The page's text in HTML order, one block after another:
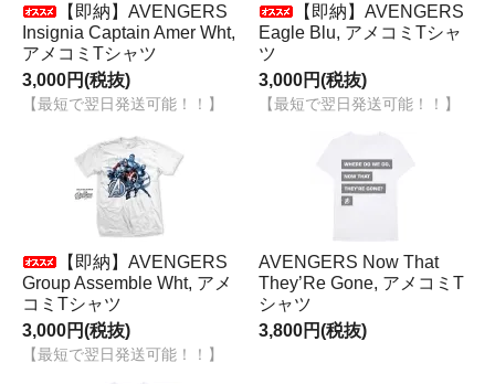
【即納】AVENGERS
Insignia Captain Amer Wht,
アメコミTシャツ
3,000円(税抜)
【最短で翌日発送可能！！】
【即納】AVENGERS
Eagle Blu, アメコミTシャ
ツ
3,000円(税抜)
【最短で翌日発送可能！！】
【即納】AVENGERS
Group Assemble Wht, アメ
コミTシャツ
3,000円(税抜)
【最短で翌日発送可能！！】
AVENGERS Now That
They’Re Gone, アメコミT
シャツ
3,800円(税抜)